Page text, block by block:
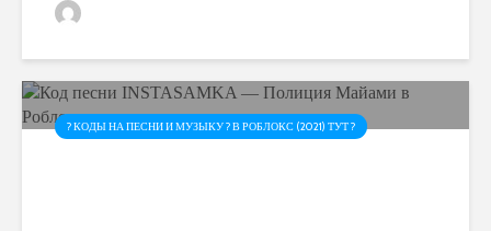
? КОДЫ НА ПЕСНИ И МУЗЫКУ ? В РОБЛОКС (2021) ТУТ ?